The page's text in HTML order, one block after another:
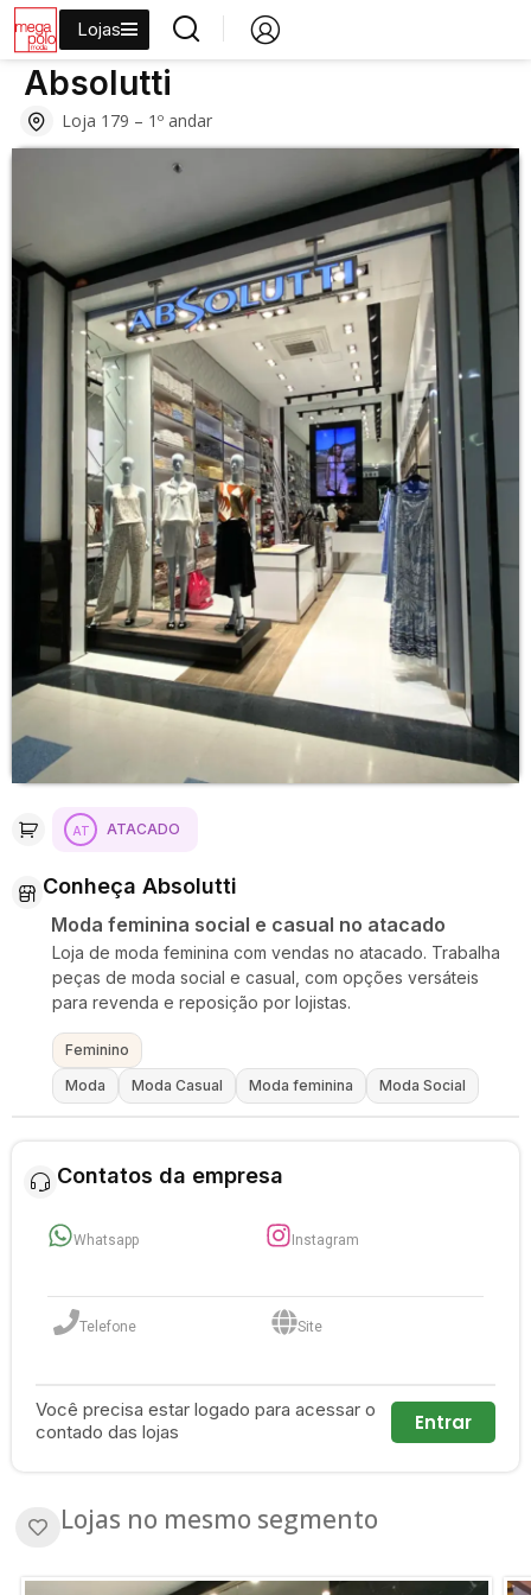
Lojas
Início Lojas›Moda Moda Casual ›Absolutti
Absolutti
Loja 179 – 1º andar
ATACADO
Conheça Absolutti
Moda feminina social e casual no atacado
Loja de moda feminina com vendas no atacado. Trabalha
peças de moda social e casual, com opções versáteis
para revenda e reposição por lojistas.
Feminino
Moda
Moda Casual Moda feminina Moda Social
Contatos da empresa
Whatsapp Instagram
Telefone Site
Você precisa estar logado para acessar o
contado das lojas
Entrar
Lojas no mesmo segmento